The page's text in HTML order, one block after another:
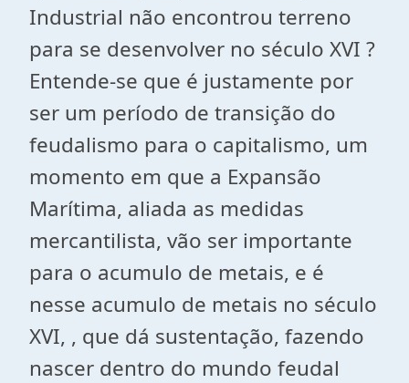
Industrial não encontrou terreno
para se desenvolver no século XVI ?
Entende-se que é justamente por
ser um período de transição do
feudalismo para o capitalismo, um
momento em que a Expansão
Marítima, aliada as medidas
mercantilista, vão ser importante
para o acumulo de metais, e é
nesse acumulo de metais no século
XVI, , que dá sustentação, fazendo
nascer dentro do mundo feudal